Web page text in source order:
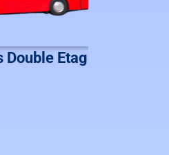
Double Etage